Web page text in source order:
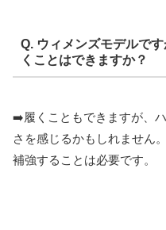
Q. ウィメンズモデルで
くことはできますか？
➡️履くこともできますが、
さを感じるかもしれません
補強することは必要です。